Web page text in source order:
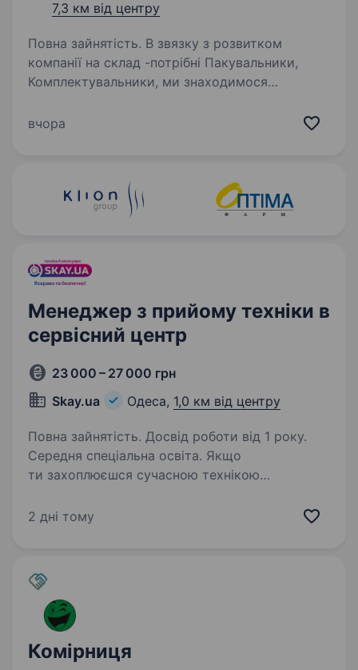
7,3 км від центру
Повна зайнятість. В звязку з розвитком
компанії на склад -потрібні Пакувальники,
Комплектувальники, ми знаходимося
компанія яка займається іграшками, дитячими
вчора
Менеджер з прийому техніки в
сервісний центр
23 000 – 27 000 грн
Skay.ua
Одеса, 1,0 км від центру
Повна зайнятість. Досвід роботи від 1 року.
Середня спеціальна освіта. Якщо
ти захоплюєшся сучасною технікою
людям вирішувати складні задачі і мрієш
відповідального,…
2 дні тому
Комірниця